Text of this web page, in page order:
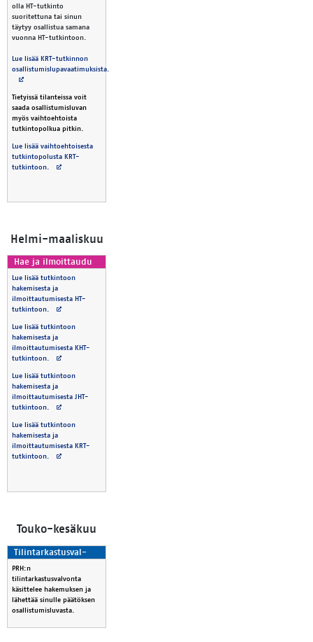
olla HT-tutkinto
suoritettuna tai sinun
täytyy osallistua samana
vuonna HT-tutkintoon.
Lue lisää KRT-tutkinnon
osallistumislupavaatimuksista.
Avautuu uuteen välilehteen
Tietyissä tilanteissa voit
saada osallistumisluvan
myös vaihtoehtoista
tutkintopolkua pitkin.
Lue lisää vaihtoehtoisesta
tutkintopolusta KRT-
tutkintoon.
Avautuu uuteen välilehteen
Hel­mi-maa­lis­kuu
Hae ja il­moit­tau­du
Lue lisää tutkintoon
hakemisesta ja
ilmoittautumisesta HT-
tutkintoon. Avautuu uuteen välilehteen
Lue lisää tutkintoon
hakemisesta ja
ilmoittautumisesta KHT-
tutkintoon. Avautuu uuteen välilehteen
Lue lisää tutkintoon
hakemisesta ja
ilmoittautumisesta JHT-
tutkintoon. Avautuu uuteen välilehteen
Lue lisää tutkintoon
hakemisesta ja
ilmoittautumisesta KRT-
tutkintoon. Avautuu uuteen välilehteen
Tou­ko-ke­sä­kuu
Ti­lin­tar­kas­tus­val­
PRH:n
tilintarkastusvalvonta
käsittelee hakemuksen ja
lähettää sinulle päätöksen
osallistumisluvasta.